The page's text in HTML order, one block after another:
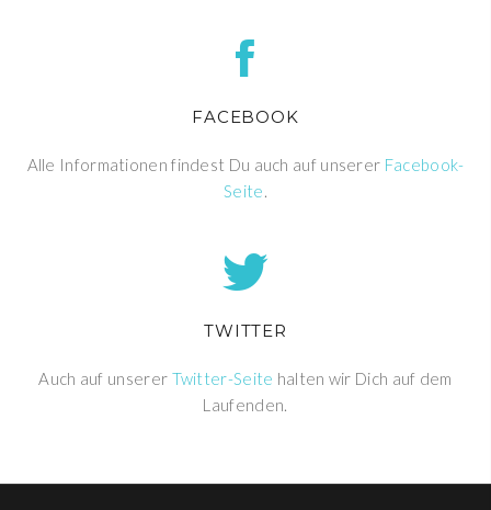
FACEBOOK
Alle Informationen findest Du auch auf unserer Facebook-
Seite.
TWITTER
Auch auf unserer Twitter-Seite halten wir Dich auf dem
Laufenden.